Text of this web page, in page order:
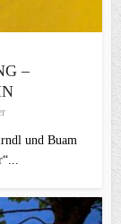
–
und Buam